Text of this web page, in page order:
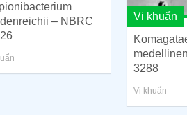
– NBRC
Vi khuẩn
3288
Vi khuẩn